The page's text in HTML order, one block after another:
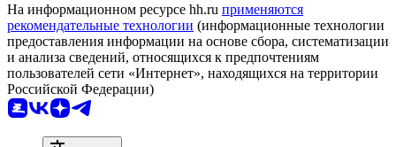
На информационном ресурсе hh.ru применяются
рекомендательные технологии (информационные технологии
предоставления информации на основе сбора, систематизации
и анализа сведений, относящихся к предпочтениям
пользователей сети «Интернет», находящихся на территории
Российской Федерации)